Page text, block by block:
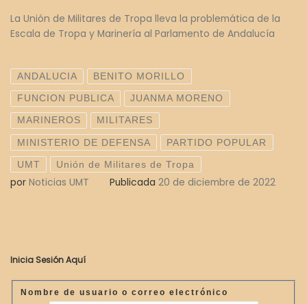
La Unión de Militares de Tropa lleva la problemática de la
Escala de Tropa y Marinería al Parlamento de Andalucía
ANDALUCIA BENITO MORILLO
FUNCION PUBLICA JUANMA MORENO
MARINEROS MILITARES
MINISTERIO DE DEFENSA PARTIDO POPULAR
UMT Unión de Militares de Tropa
por Noticias UMT Publicada 20 de diciembre de 2022
Inicia Sesión Aquí
Nombre de usuario o correo electrónico